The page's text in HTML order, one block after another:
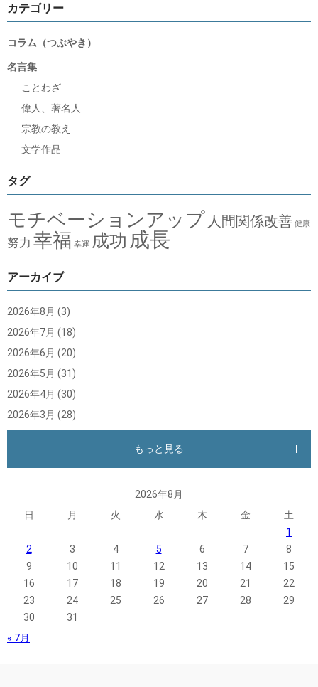
カテゴリー
コラム（つぶやき）
名言集
ことわざ
偉人、著名人
宗教の教え
文学作品
タグ
モチベーションアップ 人間関係改善 健康
努力 幸福 幸運 成功 成長
アーカイブ
2026年8月 (3)
2026年7月 (18)
2026年6月 (20)
2026年5月 (31)
2026年4月 (30)
2026年3月 (28)
もっと見る
2026年8月
日
月 火 水 木 金
土
1
2
3 4 5 6 7
8
9
10 11 12 13 14
15
16
17 18 19 20 21
22
23
24 25 26 27 28
29
30
31
« 7月